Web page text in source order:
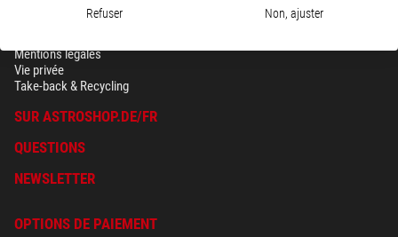
SÉCURITÉ & VIE PRIVÉE
Mentions légales
Vie privée
Take-back & Recycling
SUR ASTROSHOP.DE/FR
QUESTIONS
NEWSLETTER
OPTIONS DE PAIEMENT
Refuser Non, ajuster